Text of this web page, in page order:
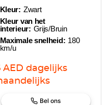
Kleur: Zwart
Kleur van het
interieur: Grijs/Bruin
Maximale snelheid: 180
km/u
AED dagelijks
Bel ons